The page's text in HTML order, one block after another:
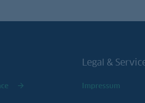
Legal &
Impressum